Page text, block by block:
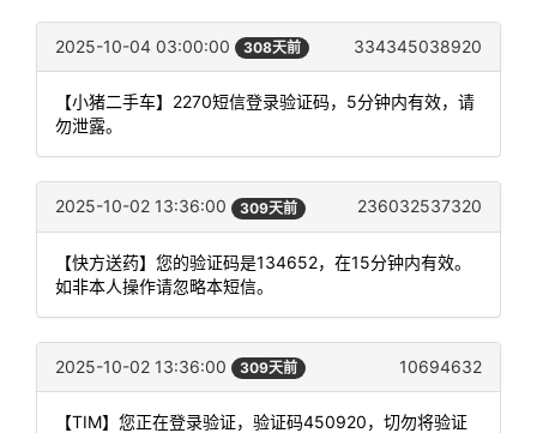
2025-10-04 03:00:00 308天前 334345038920
【小猪二手车】2270短信登录验证码，5分钟内有效，请
勿泄露。
2025-10-02 13:36:00 309天前 236032537320
【快方送药】您的验证码是134652，在15分钟内有效。
如非本人操作请忽略本短信。
2025-10-02 13:36:00 309天前 10694632
【TIM】您正在登录验证，验证码450920，切勿将验证